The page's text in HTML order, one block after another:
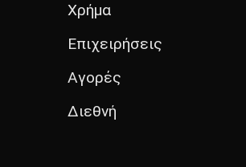
Χρήμα
Επιχειρήσεις
Αγορές
Διεθνή